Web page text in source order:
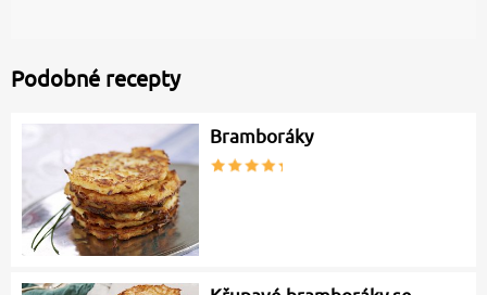
Podobné recepty
Bramboráky